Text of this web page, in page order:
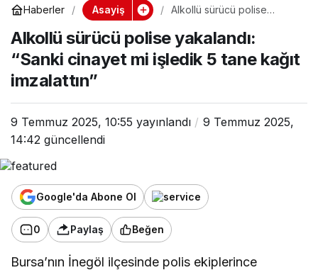
Haberler Asayiş
Alkollü sürücü polise
işledik 5 tane kağıt
imzalattın”
Alkollü sürücü polise yakalandı:
“Sanki cinayet mi işledik 5 tane kağıt
imzalattın”
9 Temmuz 2025, 10:55 yayınlandı
9 Temmuz 2025,
14:42 güncellendi
Google'da Abone Ol
0 Paylaş Beğen
Bursa’nın İnegöl ilçesinde polis ekiplerince